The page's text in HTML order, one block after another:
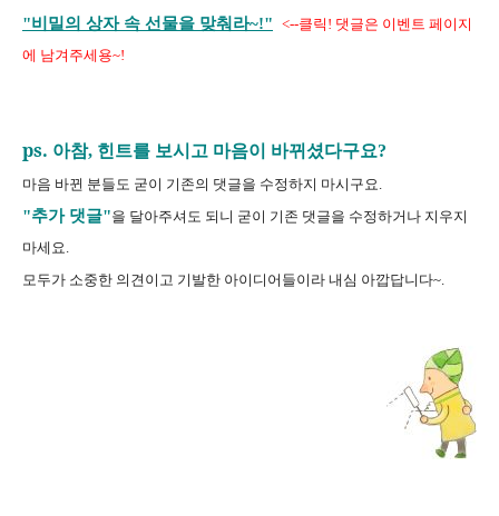
"비밀의 상자 속 선물을 맞춰라~!" <--클릭! 댓글은 이벤트 페이지
에 남겨주세용~!
ps. 아참, 힌트를 보시고 마음이 바뀌셨다구요?
마음 바뀐 분들도 굳이 기존의 댓글을 수정하지 마시구요
"추가 댓글"을 달아주셔도 되니 굳이 기존 댓글을 수정하거나 지우지
마세요
모두가 소중한 의견이고 기발한 아이디어들이라 내심 아깝답니다~.